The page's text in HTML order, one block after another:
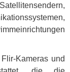
Kameras und